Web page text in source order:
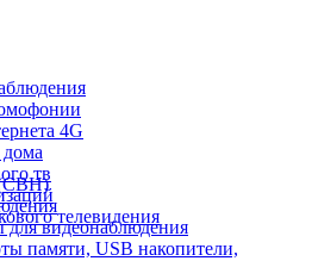
4G
тв
телевидения
(СВН)
для видеонаблюдения
памяти, USB накопители,